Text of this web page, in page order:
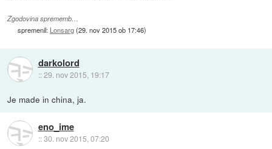
Zgodovina sprememb…
spremenil: Lonsarg(29. nov 2015 ob 17:46)
darkolord
::29. nov 2015, 19:17
Je made in china, ja.
eno_ime
::30. nov 2015, 07:20